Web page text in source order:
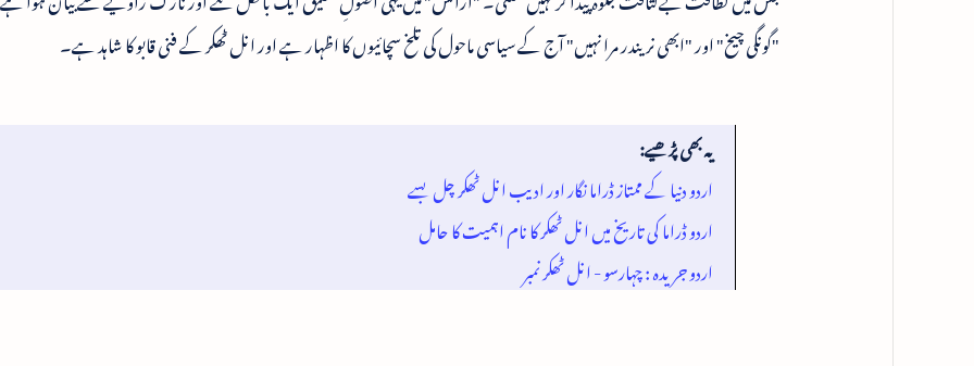
"گونگی چیخ" اور "ابھی نریندر مرا نہیں" آج کے سیاسی ماحول کی تلخ سچائیوں کا اظہار ہے اور انل ٹھکر کے فنی قابو کا شاہد ہے۔
یہ بھی پڑھیے:
اردو دنیا کے ممتاز ڈراما نگار اور ادیب انل ٹھکر چل بسے
اردو ڈراما کی تاریخ میں انل ٹھکر کا نام اہمیت کا حامل
اردو جریدہ : چہارسو - انل ٹھکر نمبر